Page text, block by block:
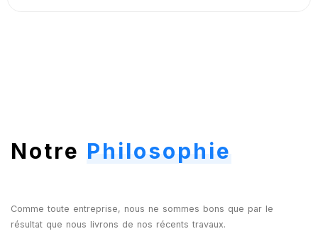
Notre Philosophie
Comme toute entreprise, nous ne sommes bons que par le
résultat que nous livrons de nos récents travaux.